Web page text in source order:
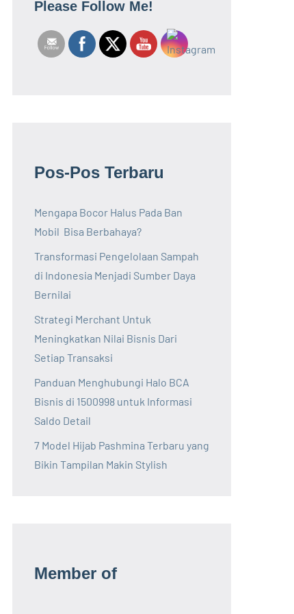
Please Follow Me!
Pos-Pos Terbaru
Mengapa Bocor Halus Pada Ban
Mobil Bisa Berbahaya?
Transformasi Pengelolaan Sampah
di Indonesia Menjadi Sumber Daya
Bernilai
Strategi Merchant Untuk
Meningkatkan Nilai Bisnis Dari
Setiap Transaksi
Panduan Menghubungi Halo BCA
Bisnis di 1500998 untuk Informasi
Saldo Detail
7 Model Hijab Pashmina Terbaru yang
Bikin Tampilan Makin Stylish
Member of